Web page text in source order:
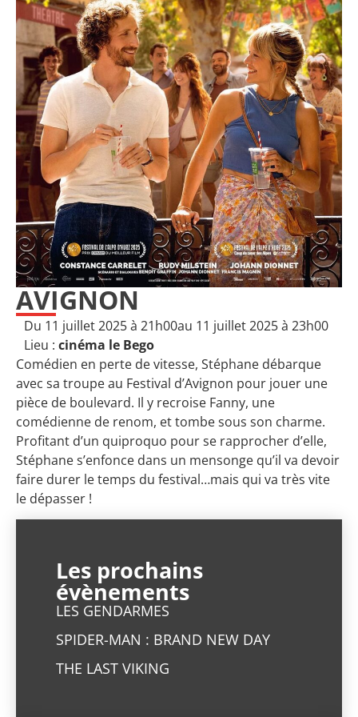
AVIGNON
Du 11 juillet 2025 à 21h00au 11 juillet 2025 à 23h00
Lieu : cinéma le Bego
Comédien en perte de vitesse, Stéphane débarque
avec sa troupe au Festival d’Avignon pour jouer une
pièce de boulevard. Il y recroise Fanny, une
comédienne de renom, et tombe sous son charme.
Profitant d’un quiproquo pour se rapprocher d’elle,
Stéphane s’enfonce dans un mensonge qu’il va devoir
faire durer le temps du festival…mais qui va très vite
le dépasser !
Les prochains
évènements
LES GENDARMES
SPIDER-MAN : BRAND NEW DAY
THE LAST VIKING